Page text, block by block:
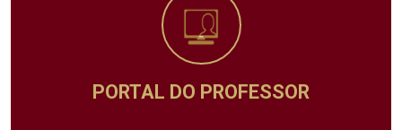
PORTAL DO PROFESSOR